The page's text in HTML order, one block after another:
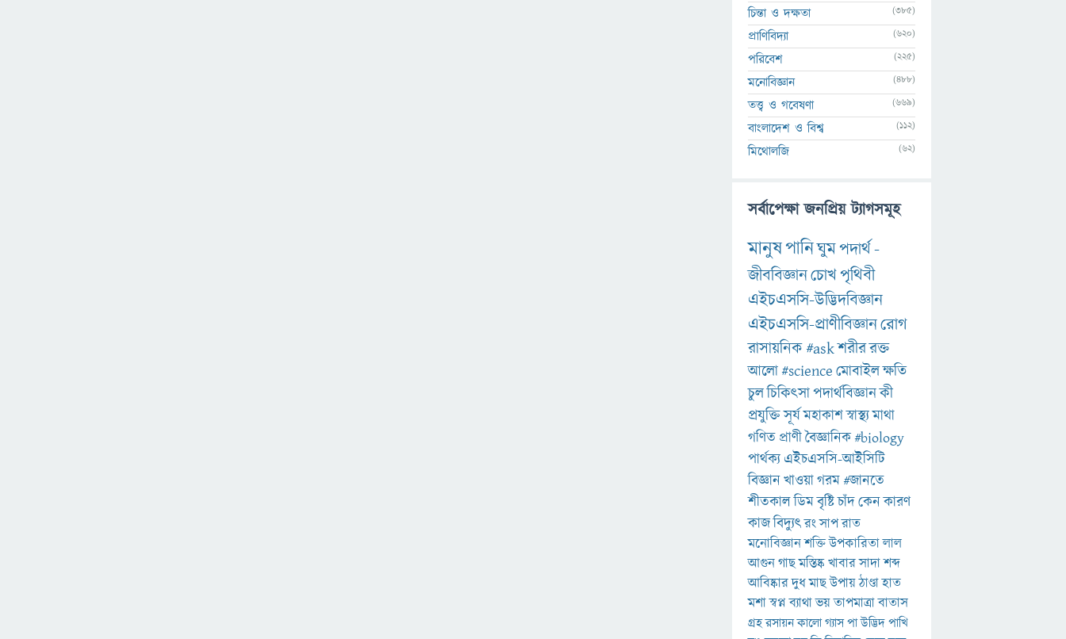
চিন্তা ও দক্ষতা (385)
প্রাণিবিদ্যা (620)
পরিবেশ (225)
মনোবিজ্ঞান (488)
তত্ত্ব ও গবেষণা (669)
বাংলাদেশ ও বিশ্ব (112)
মিথোলজি (62)
সর্বাপেক্ষা জনপ্রিয় ট্যাগসমূহ
মানুষপানিঘুমপদার্থ-
জীববিজ্ঞানচোখপৃথিবী
এইচএসসি-উদ্ভিদবিজ্ঞান
এইচএসসি-প্রাণীবিজ্ঞানরোগ
রাসায়নিক#askশরীররক্ত
আলো#scienceমোবাইলক্ষতি
চুলচিকিৎসাপদার্থবিজ্ঞানকী
প্রযুক্তিসূর্যমহাকাশস্বাস্থ্যমাথা
গণিত প্রাণীবৈজ্ঞানিক#biology
পার্থক্য এইচএসসি-আইসিটি
বিজ্ঞানখাওয়াগরম#জানতে
শীতকালডিমবৃষ্টিচাঁদকেনকারণ
কাজবিদ্যুৎরংসাপরাত
মনোবিজ্ঞানশক্তিউপকারিতালাল
আগুনগাছমস্তিষ্কখাবারসাদাশব্দ
আবিষ্কারদুধমাছউপায়ঠাণ্ডাহাত
মশাস্বপ্নব্যাথাভয়তাপমাত্রাবাতাস
গ্রহরসায়নকালোগ্যাসপাউদ্ভিদপাখি